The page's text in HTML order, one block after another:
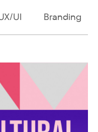
UI Branding